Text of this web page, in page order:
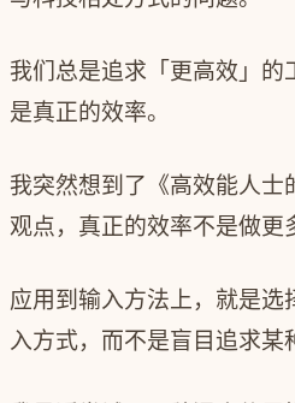
我们总是追求「更高效」的
是真正的效率。
我突然想到了《高效能人士
观点，真正的效率不是做更
应用到输入方法上，就是选
入方式，而不是盲目追求某